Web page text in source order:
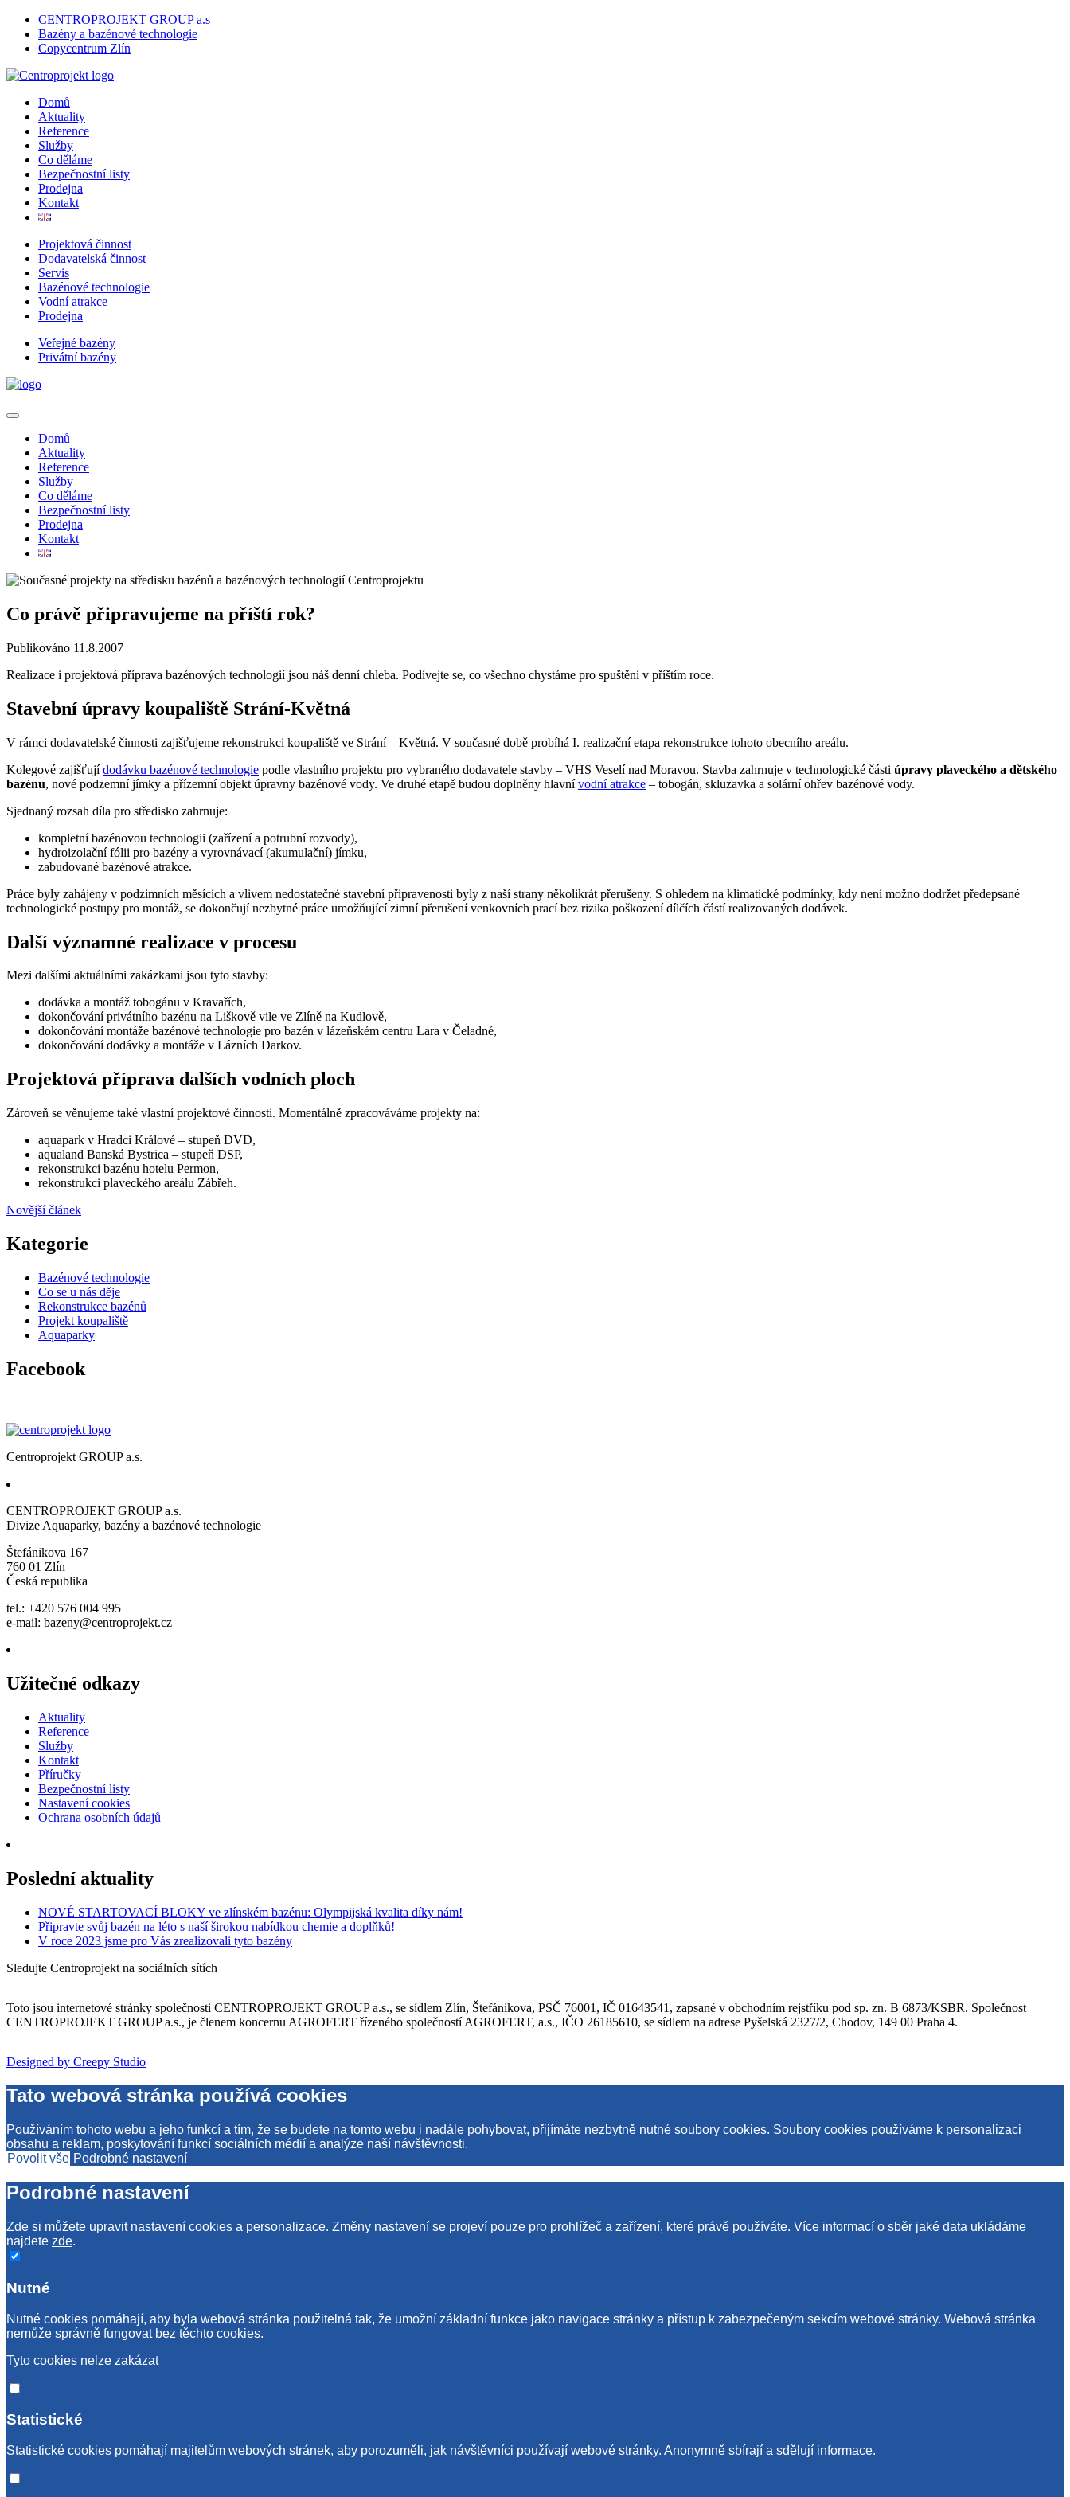
CENTROPROJEKT GROUP a.s
Bazény a bazénové technologie
Copycentrum Zlín
Domů
Aktuality
Reference
Služby
Co děláme
Bezpečnostní listy
Prodejna
Kontakt
Projektová činnost
Dodavatelská činnost
Servis
Bazénové technologie
Vodní atrakce
Prodejna
Veřejné bazény
Privátní bazény
Domů
Aktuality
Reference
Služby
Co děláme
Bezpečnostní listy
Prodejna
Kontakt
Co právě připravujeme na příští rok?
Publikováno 11.8.2007
Realizace i projektová příprava bazénových technologií jsou náš denní chleba. Podívejte se, co všechno chystáme pro spuštění v příštím roce.
Stavební úpravy koupaliště Strání-Květná
V rámci dodavatelské činnosti zajišťujeme rekonstrukci koupaliště ve Strání – Květná. V současné době probíhá I. realizační etapa rekonstrukce tohoto obecního areálu.
Kolegové zajišťujídodávku bazénové technologie podle vlastního projektu pro vybraného dodavatele stavby – VHS Veselí nad Moravou. Stavba zahrnuje v technologické části úpravy plaveckého a dětského
bazénu, nové podzemní jímky a přízemní objekt úpravny bazénové vody. Ve druhé etapě budou doplněny hlavnívodní atrakce – tobogán, skluzavka a solární ohřev bazénové vody.
Sjednaný rozsah díla pro středisko zahrnuje:
kompletní bazénovou technologii (zařízení a potrubní rozvody),
hydroizolační fólii pro bazény a vyrovnávací (akumulační) jímku,
zabudované bazénové atrakce.
Práce byly zahájeny v podzimních měsících a vlivem nedostatečné stavební připravenosti byly z naší strany několikrát přerušeny. S ohledem na klimatické podmínky, kdy není možno dodržet předepsané
technologické postupy pro montáž, se dokončují nezbytné práce umožňující zimní přerušení venkovních prací bez rizika poškození dílčích částí realizovaných dodávek.
Další významné realizace v procesu
Mezi dalšími aktuálními zakázkami jsou tyto stavby:
dodávka a montáž tobogánu v Kravařích,
dokončování privátního bazénu na Liškově vile ve Zlíně na Kudlově,
dokončování montáže bazénové technologie pro bazén v lázeňském centru Lara v Čeladné,
dokončování dodávky a montáže v Lázních Darkov.
Projektová příprava dalších vodních ploch
Zároveň se věnujeme také vlastní projektové činnosti. Momentálně zpracováváme projekty na:
aquapark v Hradci Králové – stupeň DVD,
aqualand Banská Bystrica – stupeň DSP,
rekonstrukci bazénu hotelu Permon,
rekonstrukci plaveckého areálu Zábřeh.
Novější článek
Kategorie
Bazénové technologie
Co se u nás děje
Rekonstrukce bazénů
Projekt koupaliště
Aquaparky
Facebook
Centroprojekt GROUP a.s.
CENTROPROJEKT GROUP a.s.
Divize Aquaparky, bazény a bazénové technologie
Štefánikova 167
760 01 Zlín
Česká republika
tel.: +420 576 004 995
e-mail: bazeny@centroprojekt.cz
Užitečné odkazy
Aktuality
Reference
Služby
Kontakt
Příručky
Bezpečnostní listy
Nastavení cookies
Ochrana osobních údajů
Poslední aktuality
NOVÉ STARTOVACÍ BLOKY ve zlínském bazénu: Olympijská kvalita díky nám!
Připravte svůj bazén na léto s naší širokou nabídkou chemie a doplňků!
V roce 2023 jsme pro Vás zrealizovali tyto bazény
Sledujte Centroprojekt na sociálních sítích
Toto jsou internetové stránky společnosti CENTROPROJEKT GROUP a.s., se sídlem Zlín, Štefánikova, PSČ 76001, IČ 01643541, zapsané v obchodním rejstříku pod sp. zn. B 6873/KSBR. Společnost
CENTROPROJEKT GROUP a.s., je členem koncernu AGROFERT řízeného společností AGROFERT, a.s., IČO 26185610, se sídlem na adrese Pyšelská 2327/2, Chodov, 149 00 Praha 4.
Designed by Creepy Studio
Tato webová stránka používá cookies
Používáním tohoto webu a jeho funkcí a tím, že se budete na tomto webu i nadále pohybovat, přijímáte nezbytně nutné soubory cookies. Soubory cookies používáme k personalizaci
obsahu a reklam, poskytování funkcí sociálních médií a analýze naší návštěvnosti.
Povolit vše Podrobné nastavení
Podrobné nastavení
Zde si můžete upravit nastavení cookies a personalizace. Změny nastavení se projeví pouze pro prohlížeč a zařízení, které právě používáte. Více informací o sběr jaké data ukládáme
najdete zde.
Nutné
Nutné cookies pomáhají, aby byla webová stránka použitelná tak, že umožní základní funkce jako navigace stránky a přístup k zabezpečeným sekcím webové stránky. Webová stránka
nemůže správně fungovat bez těchto cookies.
Tyto cookies nelze zakázat
Statistické
Statistické cookies pomáhají majitelům webových stránek, aby porozuměli, jak návštěvníci používají webové stránky. Anonymně sbírají a sdělují informace.